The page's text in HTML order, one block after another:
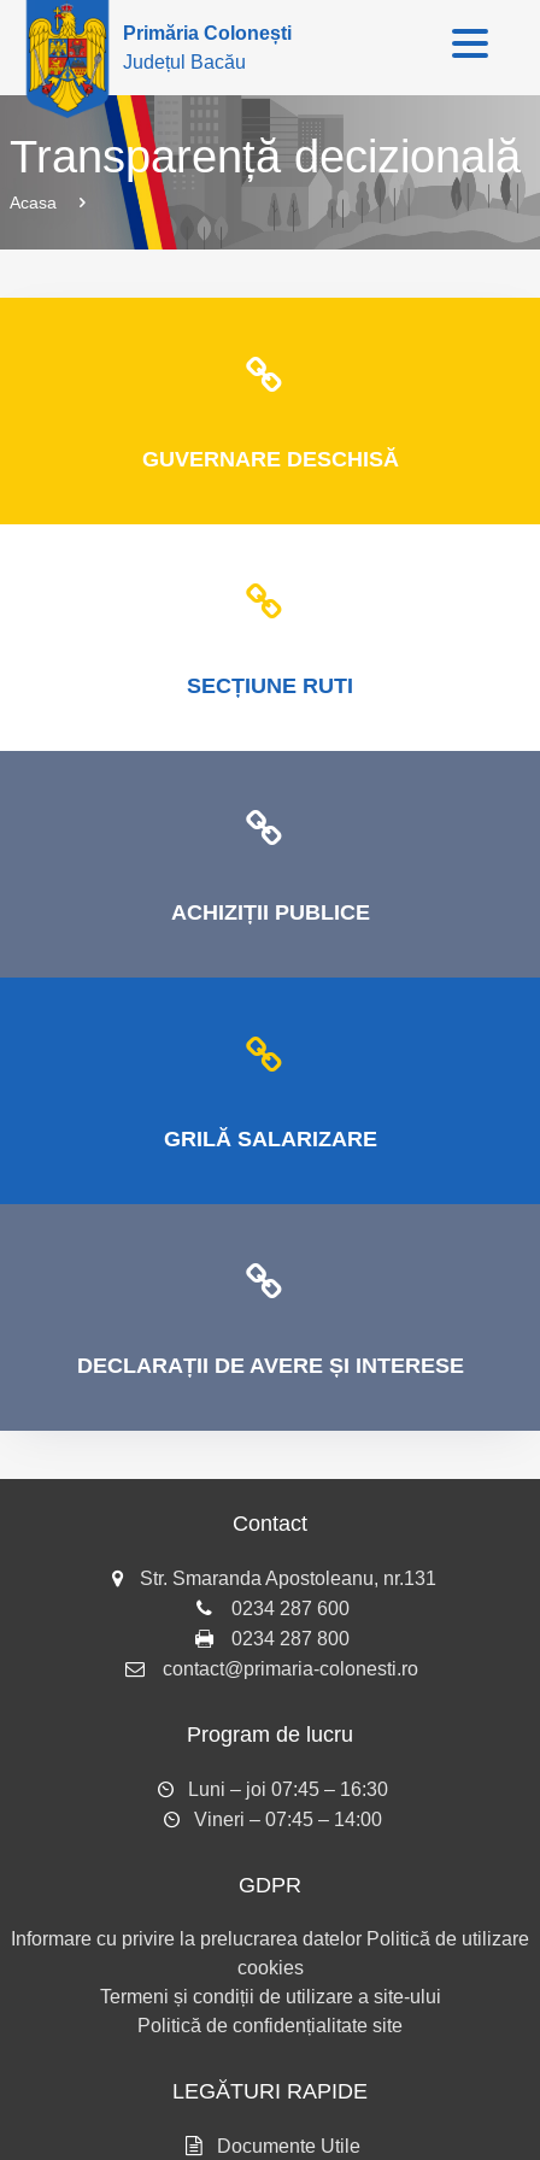
Primăria Colonești
Județul Bacău
Transparență decizională
Acasa
GUVERNAREDESCHISĂ
SECȚIUNE RUTI
ACHIZIȚII PUBLICE
GRILĂSALARIZARE
DECLARAȚII DE AVERE ȘI INTERESE
Contact
Str. Smaranda Apostoleanu, nr.131
0234 287 600
0234 287 800
contact@primaria-colonesti.ro
Program de lucru
Luni – joi 07:45 – 16:30
Vineri – 07:45 – 14:00
GDPR
Informare cu privire la prelucrarea datelor Politică de utilizare
cookies
Termeni și condiții de utilizare a site-ului
Politică de confidențialitate site
LEGĂTURI RAPIDE
Documente Utile